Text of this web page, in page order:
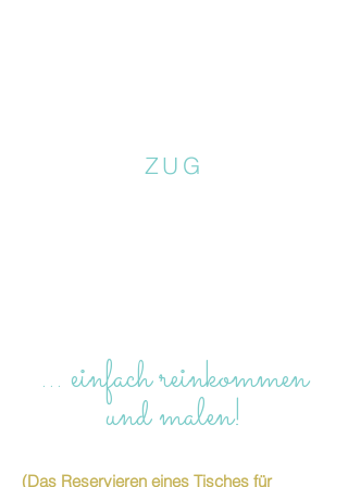
ZUG
… einfach reinkommen
und malen!
(Das Reservieren eines Tisches für